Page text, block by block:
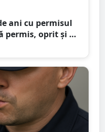
ani cu permisul
permis, oprit și el